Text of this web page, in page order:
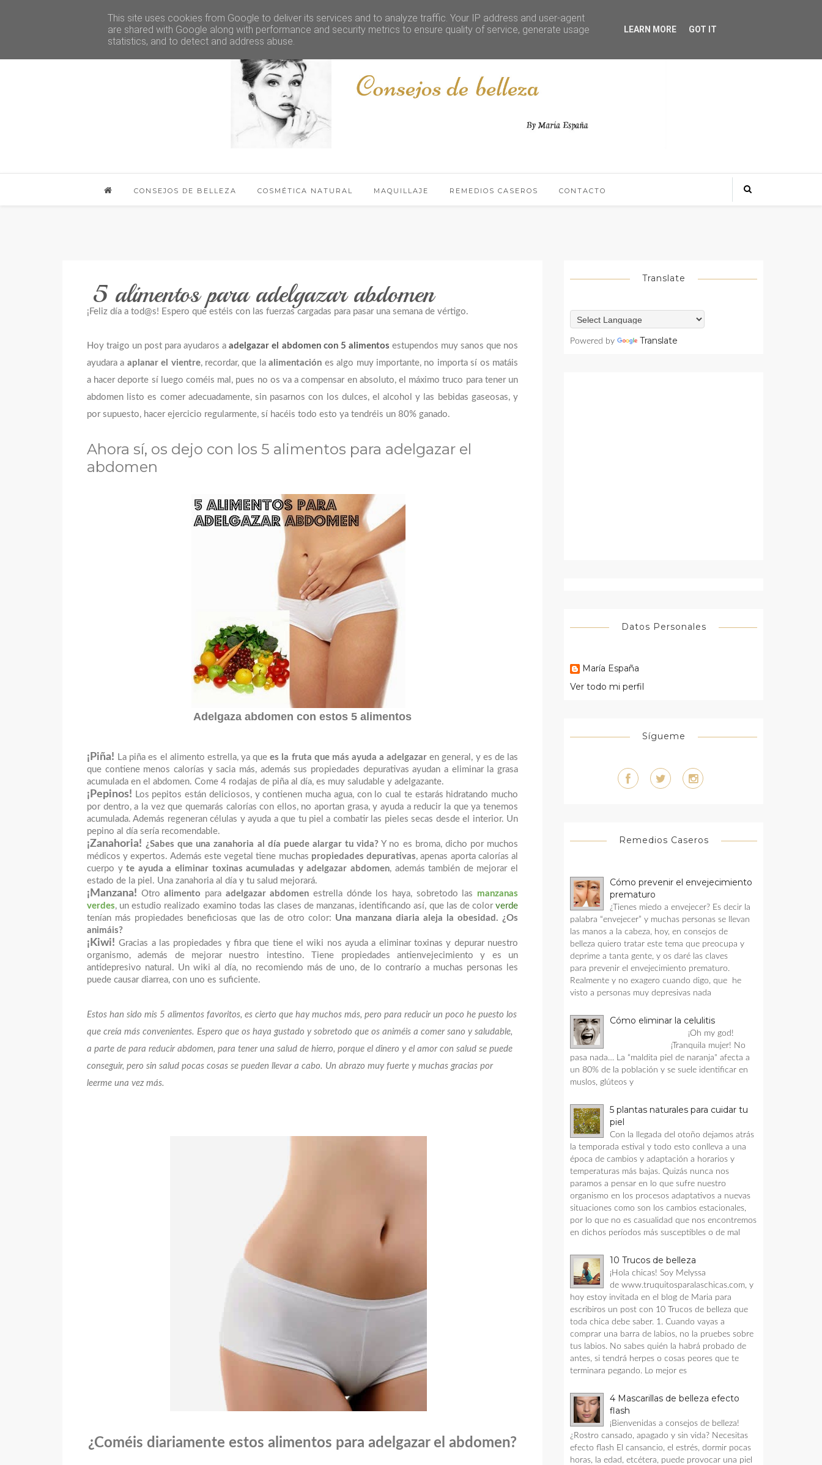
CONSEJOS DE BELLEZA COSMÉTICA NATURAL MAQUILLAJE REMEDIOS CASEROS CONTACTO
5 alimentos para adelgazar abdomen
¡Feliz día a tod@s! Espero que estéis con las fuerzas cargadas para pasar una semana de vértigo.
Hoy traigo un post para ayudaros aadelgazar el abdomen con 5 alimentos estupendos muy sanos que nos
ayudara a aplanar el vientre, recordar, que laalimentación es algo muy importante, no importa sí os matáis
a hacer deporte sí luego coméis mal, pues no os va a compensar en absoluto, el máximo truco para tener un
abdomen listo es comer adecuadamente, sin pasarnos con los dulces, el alcohol y las bebidas gaseosas, y
por supuesto, hacer ejercicio regularmente, sí hacéis todo esto ya tendréis un 80% ganado.
Ahora sí, os dejo con los 5 alimentos para adelgazar el
abdomen
Adelgaza abdomen con estos 5 alimentos
¡ Piña! La piña es el alimento estrella, ya quees la fruta que más ayuda a adelgazaren general, y es de las
que contiene menos calorías y sacia más, además sus propiedades depurativas ayudan a eliminar la grasa
acumulada en el abdomen. Come 4 rodajas de piña al día, es muy saludable y adelgazante.
¡Pepinos! Los pepitos están deliciosos, y contienen mucha agua, con lo cual te estarás hidratando mucho
por dentro, a la vez que quemarás calorías con ellos, no aportan grasa, y ayuda a reducir la que ya tenemos
acumulada. Además regeneran células y ayuda a que tu piel a combatir las pieles secas desde el interior. Un
pepino al día sería recomendable.
¡Zanahoria! ¿Sabes que una zanahoria al día puede alargar tu vida? Y no es broma, dicho por muchos
médicos y expertos. Además este vegetal tiene muchas propiedades depurativas, apenas aporta calorías al
cuerpo yte ayuda a eliminar toxinas acumuladas y adelgazar abdomen, además también de mejorar el
estado de la piel. Una zanahoria al día y tu salud mejorará.
¡Manzana! Otroalimento para adelgazar abdomen estrella dónde los haya, sobretodo las manzanas
verdes, un estudio realizado examino todas las clases de manzanas, identificando así, que las de color verde
tenían más propiedades beneficiosas que las de otro color: Una manzana diaria aleja la obesidad. ¿Os
animáis?
¡Kiwi! Gracias a las propiedades y fibra que tiene el wiki nos ayuda a eliminar toxinas y depurar nuestro
organismo, además de mejorar nuestro intestino. Tiene propiedades antienvejecimiento y es un
antidepresivo natural. Un wiki al día, no recomiendo más de uno, de lo contrarío a muchas personas les
puede causar diarrea, con uno es suficiente.
Estos han sido mis 5 alimentos favoritos, es cierto que hay muchos más, pero para reducir un poco he puesto los
que creía más convenientes. Espero que os haya gustado y sobretodo que os animéis a comer sano y saludable,
a parte de para reducir abdomen, para tener una salud de hierro, porque el dinero y el amor con salud se puede
conseguir, pero sin salud pocas cosas se pueden llevar a cabo. Un abrazo muy fuerte y muchas gracias por
leerme una vez más.
¿Coméis diariamente estos alimentos para adelgazar el abdomen?
Translate
Powered by Translate
Datos Personales
María España
Ver todo mi perfil
Sígueme
Remedios Caseros
Cómo prevenir el envejecimiento
prematuro
¿Tienes miedo a envejecer? Es decir la
palabra “envejecer” y muchas personas se llevan
las manos a la cabeza, hoy, en consejos de
belleza quiero tratar este tema que preocupa y
deprime a tanta gente, y os daré las claves
para prevenir el envejecimiento prematuro.
Realmente y no exagero cuando digo, que he
visto a personas muy depresivas nada
Cómo eliminar la celulitis
¡Oh my god!
¡Tranquila mujer! No
pasa nada… La “maldita piel de naranja" afecta a
un 80% de la población y se suele identificar en
muslos, glúteos y
5 plantas naturales para cuidar tu
piel
Con la llegada del otoño dejamos atrás
la temporada estival y todo esto conlleva a una
época de cambios y adaptación a horarios y
temperaturas más bajas. Quizás nunca nos
paramos a pensar en lo que sufre nuestro
organismo en los procesos adaptativos a nuevas
situaciones como son los cambios estacionales,
por lo que no es casualidad que nos encontremos
en dichos períodos más susceptibles o de mal
10 Trucos de belleza
¡Hola chicas! Soy Melyssa
de www.truquitosparalaschicas.com, y
hoy estoy invitada en el blog de Maria para
escribiros un post con 10 Trucos de belleza que
toda chica debe saber. 1. Cuando vayas a
comprar una barra de labios, no la pruebes sobre
tus labios. No sabes quién la habrá probado de
antes, si tendrá herpes o cosas peores que te
terminara pegando. Lo mejor es
4 Mascarillas de belleza efecto
flash
¡Bienvenidas a consejos de belleza!
¿Rostro cansado, apagado y sin vida? Necesitas
efecto flash El cansancio, el estrés, dormir pocas
horas, la edad, etcétera, puede provocar una piel
This site uses cookies from Google to deliver its services and to analyze traffic. Your IP address and user-agent
are shared with Google along with performance and security metrics to ensure quality of service, generate usage
statistics, and to detect and address abuse.
LEARN MORE GOT IT